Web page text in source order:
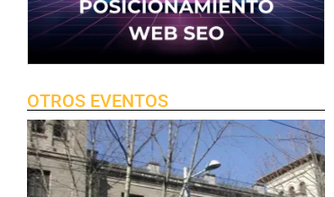
OTROS EVENTOS